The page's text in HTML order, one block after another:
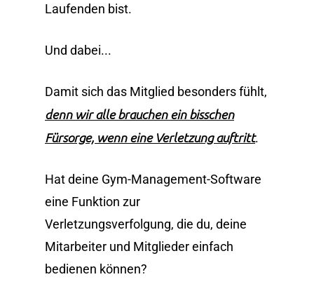
Laufenden bist.
Und dabei...
Damit sich das Mitglied besonders fühlt,
denn wir alle brauchen ein bisschen
Fürsorge, wenn eine Verletzung auftritt.
Hat deine Gym-Management-Software
eine Funktion zur
Verletzungsverfolgung, die du, deine
Mitarbeiter und Mitglieder einfach
bedienen können?